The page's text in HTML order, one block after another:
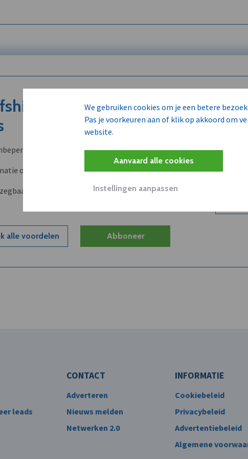
We gebruiken cookies om je een betere
Pas je voorkeuren aan of klik op akkoord om
website.
Aanvaard alle cookies
Instellingen aanpassen
is enkel voor
in onze archieven
over leads, klanten, concurrenten en/of partners
alle voordelen Abboneer
Wilt
leads
CONTACT
Adverteren
Nieuws melden
Netwerken 2.0
INFORMATIE
Cookiebeleid
Privacybeleid
Advertentiebeleid
Algemene